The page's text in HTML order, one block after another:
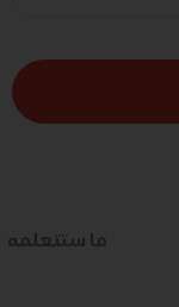
ما ستتعلمه